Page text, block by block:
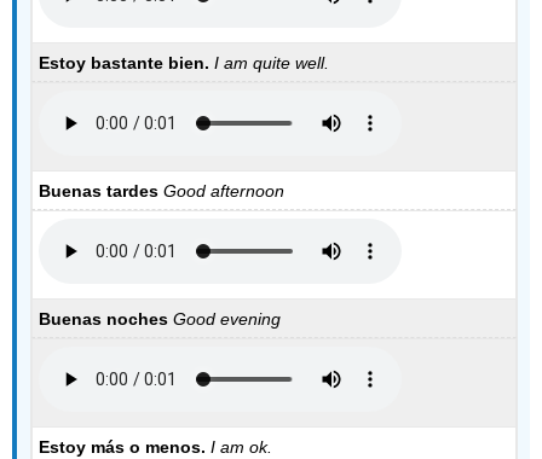
Estoy bastante bien. I am quite well.
Buenas tardes Good afternoon
Buenas noches Good evening
Estoy más o menos. I am ok.